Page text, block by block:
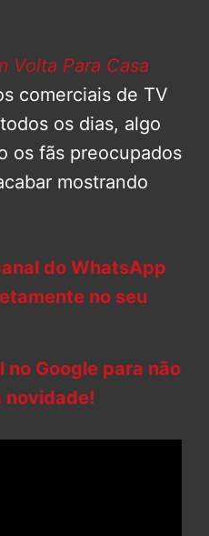
Volta Para Casa
comerciais de TV
os dias, algo
os fãs preocupados
mostrando
do WhatsApp
no seu
no Google para não
novidade!